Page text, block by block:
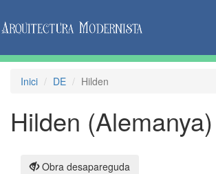
Inici DE Hilden
Hilden (Alemanya)
Obra desapareguda